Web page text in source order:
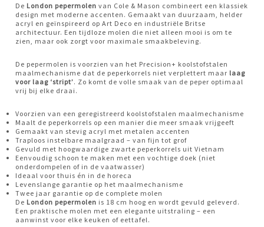
De London pepermolen van Cole & Mason combineert een klassiek
design met moderne accenten. Gemaakt van duurzaam, helder
acryl en geïnspireerd op Art Deco en industriële Britse
architectuur. Een tijdloze molen die niet alleen mooi is om te
zien, maar ook zorgt voor maximale smaakbeleving.
De pepermolen is voorzien van het Precision+ koolstofstalen
maalmechanisme dat de peperkorrels niet verplettert maar laag
voor laag ‘stript’. Zo komt de volle smaak van de peper optimaal
vrij bij elke draai.
Voorzien van een geregistreerd koolstofstalen maalmechanisme
Maalt de peperkorrels op een manier die meer smaak vrijgeeft
Gemaakt van stevig acryl met metalen accenten
Traploos instelbare maalgraad – van fijn tot grof
Gevuld met hoogwaardige zwarte peperkorrels uit Vietnam
Eenvoudig schoon te maken met een vochtige doek (niet
onderdompelen of in de vaatwasser)
Ideaal voor thuis én in de horeca
Levenslange garantie op het maalmechanisme
Twee jaar garantie op de complete molen
De London pepermolen is 18 cm hoog en wordt gevuld geleverd.
Een praktische molen met een elegante uitstraling – een
aanwinst voor elke keuken of eettafel.